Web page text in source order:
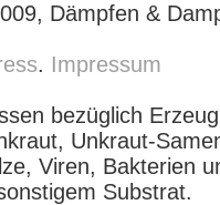
Dämpfen &
. Impressum
bezüglich
Unkraut-
Viren, Bakterien
Substrat.